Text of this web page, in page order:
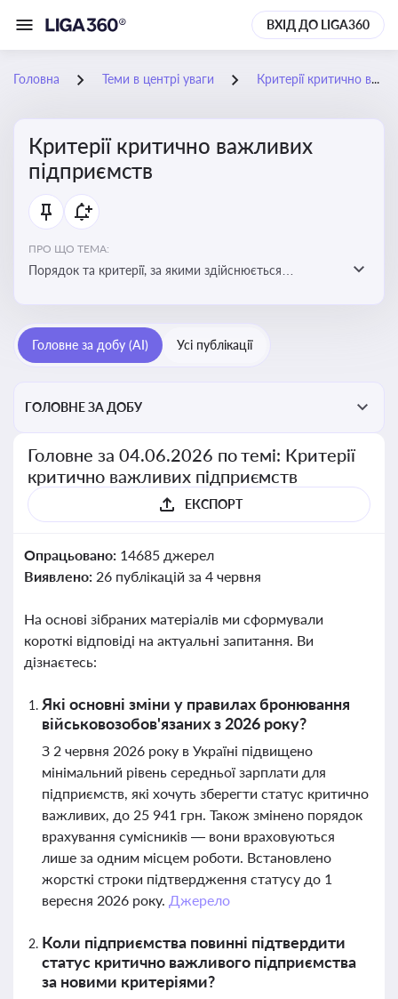
ВХІД ДО LIGA360
Головна Теми в центрі уваги Критерії критично важливих підприємств
Критерії критично важливих
підприємств
ПРО ЩО ТЕМА:
Порядок та критерії, за якими здійснюється
Головне за добу (AI) Усі публікації
ГОЛОВНЕ ЗА ДОБУ
Головне за 04.06.2026 по темі: Критерії
критично важливих підприємств
ЕКСПОРТ
Опрацьовано: 14685 джерел
Виявлено: 26 публікацій за 4 червня
На основі зібраних матеріалів ми сформували
короткі відповіді на актуальні запитання. Ви
дізнаєтесь:
Які основні зміни у правилах бронювання
військовозобов'язаних з 2026 року?
З 2 червня 2026 року в Україні підвищено
мінімальний рівень середньої зарплати для
підприємств, які хочуть зберегти статус критично
важливих, до 25 941 грн. Також змінено порядок
врахування сумісників — вони враховуються
лише за одним місцем роботи. Встановлено
жорсткі строки підтвердження статусу до 1
вересня 2026 року. Джерело
Коли підприємства повинні підтвердити
статус критично важливого підприємства
за новими критеріями?